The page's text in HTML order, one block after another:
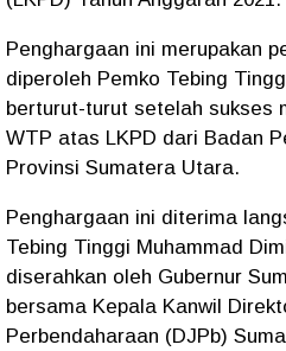
Penghargaan ini merupakan
diperoleh Pemko Tebing
berturut-turut setelah sukses
WTP atas LKPD dari Badan
Provinsi Sumatera Utara.
Penghargaan ini diterima
Tebing Tinggi Muhammad
diserahkan oleh Gubernur
bersama Kepala Kanwil
Perbendaharaan (DJPb)